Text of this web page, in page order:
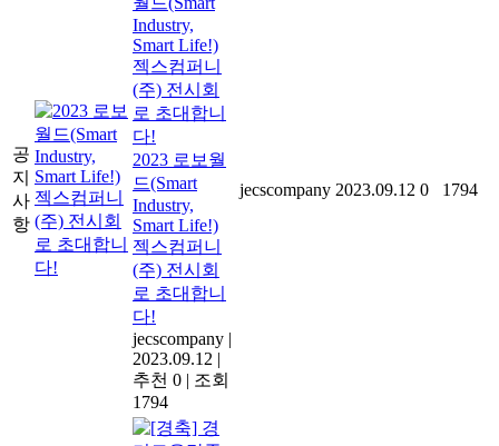
공
지
사
항
2023 로보월
드(Smart
Industry,
Smart Life!)
젝스컴퍼니
(주) 전시회
로 초대합니
다!
jecscompany |
2023.09.12 |
추천 0 | 조회
1794
jecscompany 2023.09.12 0 1794